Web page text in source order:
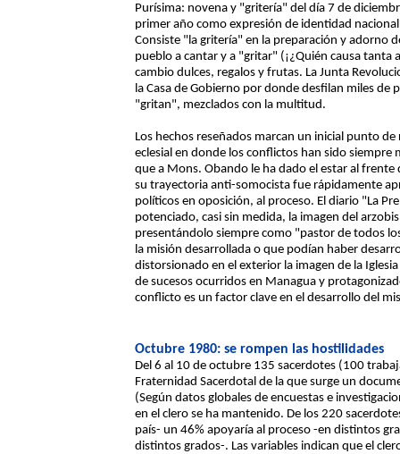
Purísima: novena y "gritería" del día 7 de
primer año como expresión de identidad
Consiste "la gritería" en la preparación y adorno
pueblo a cantar y a "gritar" (¡¿Quién causa tanta
cambio dulces, regalos y frutas. La Junta
la Casa de Gobierno por donde desfilan miles
"gritan", mezclados con la multitud.
Los hechos reseñados marcan un inicial punto
eclesial en donde los conflictos han sido siempre
que a Mons. Obando le ha dado el estar al frente
su trayectoria anti-somocista fue rápidamente
políticos en oposición, al proceso. El diario "La
potenciado, casi sin medida, la imagen del
presentándolo siempre como "pastor de todos
la misión desarrollada o que podían haber
distorsionado en el exterior la imagen de la
de sucesos ocurridos en Managua y
conflicto es un factor clave en el desarrollo del
Octubre 1980: se rompen las hostilidades
Del 6 al 10 de octubre 135 sacerdotes (100
Fraternidad Sacerdotal de la que surge un
(Según datos globales de encuestas e
en el clero se ha mantenido. De los 220
país- un 46% apoyaría al proceso -en distintos
distintos grados-. Las variables indican que el